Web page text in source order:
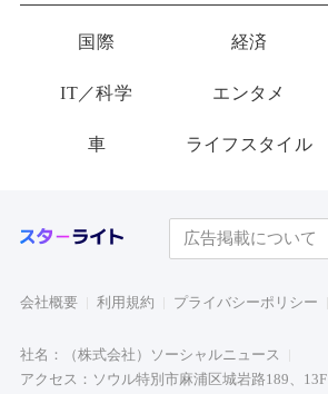
国際 経済
IT／科学 エンタメ
車 ライフスタイル
広告掲載について
会社概要 利用規約 プライバシーポリシー
社名：（株式会社）ソーシャルニュース
アクセス：ソウル特別市麻浦区城岩路189、13F